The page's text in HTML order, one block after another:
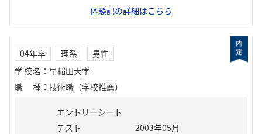
体験記の詳細はこちら
04年卒 理系
男性
学校名 ： 早稲田大学
職種 ： 技術職（学校推薦）
エントリーシート
テスト
2003年05月